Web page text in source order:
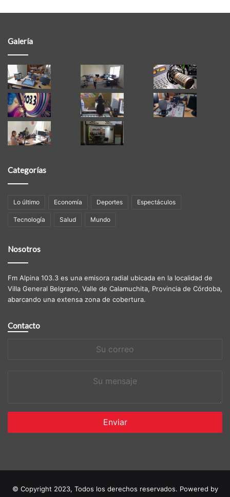
Galería
Categorías
Lo último Economía Deportes Espectáculos
Tecnología Salud Mundo
Nosotros
Fm Alpina 103.3 es una emisora radial ubicada en la localidad de
Villa General Belgrano, Valle de Calamuchita, Provincia de Córdoba,
abarcando una extensa zona de cobertura.
Contacto
© Copyright 2023, Todos los derechos reservados. Powered by